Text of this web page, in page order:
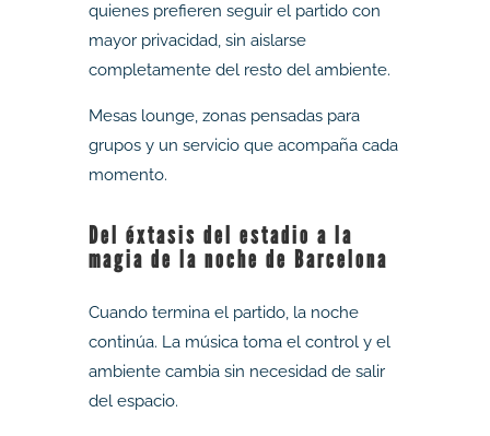
quienes prefieren seguir el partido con
mayor privacidad, sin aislarse
completamente del resto del ambiente.
Mesas lounge, zonas pensadas para
grupos y un servicio que acompaña cada
momento.
Del éxtasis del estadio a la
magia de la noche de Barcelona
Cuando termina el partido, la noche
continúa. La música toma el control y el
ambiente cambia sin necesidad de salir
del espacio.